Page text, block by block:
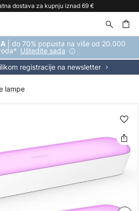
dostava za kupnju iznad 69 €
| do 70% popusta na više od 20.000
Uštedite sada
registracije na newsletter
lampe